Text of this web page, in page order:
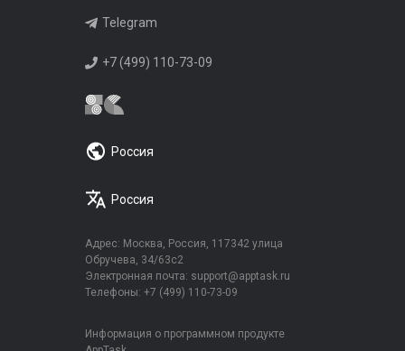
Telegram
+7 (499) 110-73-09
Россия
Россия
Адрес: Москва, Россия, 117342 улица
Обручева, 34/63с2
Электронная почта: support@apptask.ru
Телефоны: +7 (499) 110-73-09
Информация о программном продукте